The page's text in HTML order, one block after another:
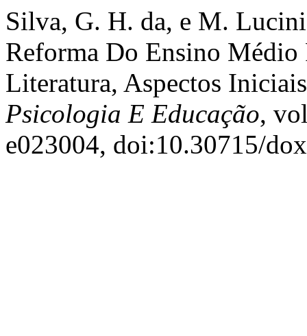
Silva, G. H. da, e M.
Reforma Do Ensino
Literatura, Aspectos
Psicologia E Educação,
e023004, doi:10.30715/